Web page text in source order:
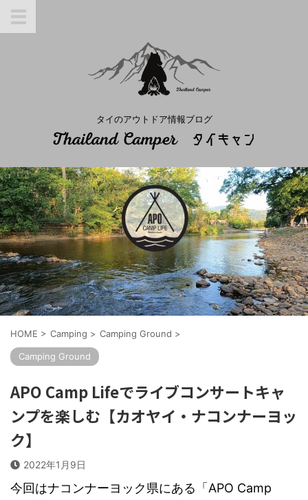
タイのアウトドア情報ブログ
HOME > Camping > Camping Ground >
Camping Ground
APO Camp Lifeでライブコンサートキャ
ンプを楽しむ【カオヤイ・ナコンナーヨッ
ク】
2022年1月9日
今回はナコンナーヨック県にある「APO Camp